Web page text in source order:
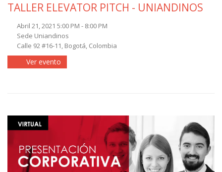
TALLER ELEVATOR PITCH - UNIANDINOS
Abril 21, 2021 5:00 PM - 8:00 PM
Sede Uniandinos
Calle 92 #16-11, Bogotá, Colombia
Ver evento